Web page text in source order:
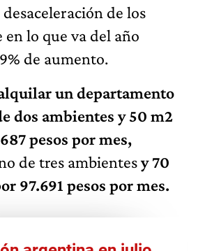
de los
en lo que va del año
de aumento.
un departamento
dos ambientes y 50 m2
pesos por mes,
de tres ambientesy 70
97.691 pesos por mes.